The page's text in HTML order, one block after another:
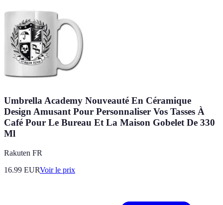
Umbrella Academy Nouveauté En Céramique
Design Amusant Pour Personnaliser Vos Tasses À
Café Pour Le Bureau Et La Maison Gobelet De 330
Ml
Rakuten FR
16.99 EURVoir le prix